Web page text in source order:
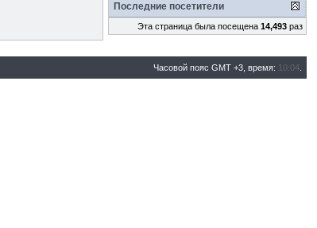
Последние посетители
Эта страница была посещена 14,493раз
Часовой пояс GMT +3, время: 10:04.